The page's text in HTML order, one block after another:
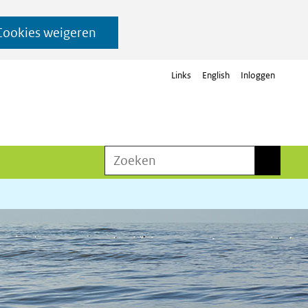
weigeren
Links English Inloggen
Zoeken